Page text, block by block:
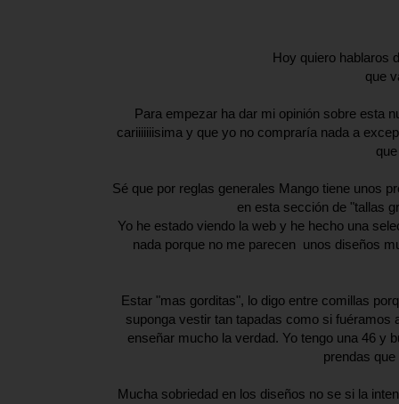
Hoy quiero hablaros
que
Para empezar ha dar mi opinión sobre esta
cariiiiiiisima y que yo no compraría nada a
Sé que por reglas generales Mango tiene unos
en esta sección de "tallas
Yo he estado viendo la web y he hecho una
nada porque no me parecen unos diseños
Estar "mas gorditas", lo digo entre comillas
suponga vestir tan tapadas como si
enseñar mucho la verdad. Yo tengo una 46 y
prendas
Mucha sobriedad en los diseños no se si la